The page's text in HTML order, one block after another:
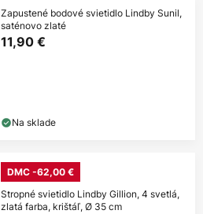
Zapustené bodové svietidlo Lindby Sunil,
saténovo zlaté
11,90 €
Na sklade
DMC -62,00 €
Stropné svietidlo Lindby Gillion, 4 svetlá,
zlatá farba, krištáľ, Ø 35 cm